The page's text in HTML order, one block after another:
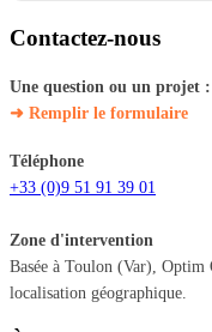
Contactez-nous
Une question ou un projet :
➜ Remplir le formulaire
Téléphone
+33 (0)9 51 91 39 01
Zone d'intervention
Basée à Toulon (Var),
localisation géographique.